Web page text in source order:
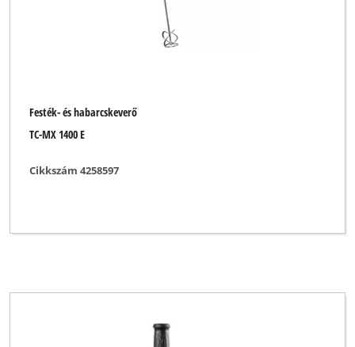
Festék- és habarcskeverő
TC-MX 1400 E
Cikkszám 4258597